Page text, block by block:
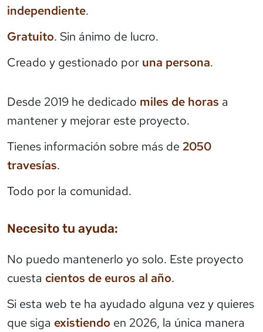
independiente.
Gratuito. Sin ánimo de lucro.
Creado y gestionado por una persona.
Desde 2019 he dedicado miles de horas a
mantener y mejorar este proyecto.
Tienes información sobre más de 2050
travesías.
Todo por la comunidad.
Necesito tu ayuda:
No puedo mantenerlo yo solo. Este proyecto
cuesta cientos de euros al año.
Si esta web te ha ayudado alguna vez y quieres
que siga existiendo en 2026, la única manera